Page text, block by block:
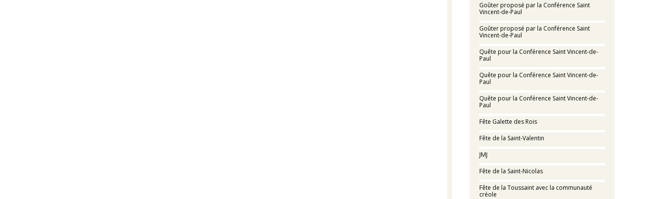
Goûter proposé par la Conférence Saint
Vincent-de-Paul
Goûter proposé par la Conférence Saint
Vincent-de-Paul
Quête pour la Conférence Saint Vincent-de-
Paul
Quête pour la Conférence Saint Vincent-de-
Paul
Quête pour la Conférence Saint Vincent-de-
Paul
Fête Galette des Rois
Fête de la Saint-Valentin
JMJ
Fête de la Saint-Nicolas
Fête de la Toussaint avec la communauté
créole